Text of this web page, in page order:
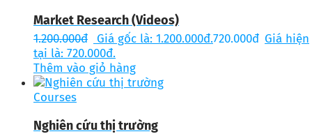
Market Research (Videos)
1.200.000đ Giá gốc là: 1.200.000đ.720.000đ Giá hiện
tại là: 720.000đ.
Thêm vào giỏ hàng
Courses
Nghiên cứu thị trường